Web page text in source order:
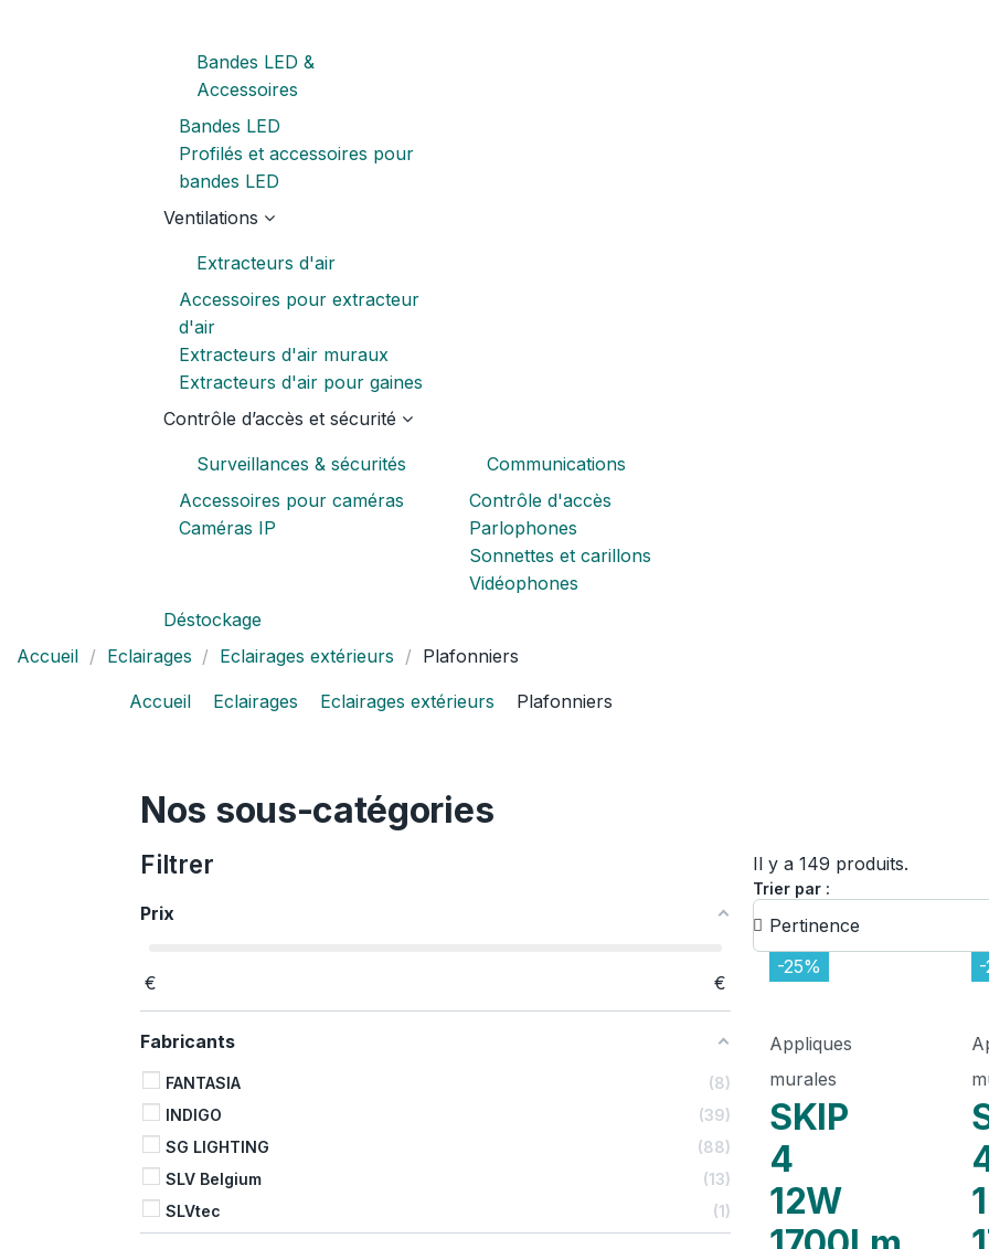
Bandes LED &
Accessoires
Bandes LED
Profilés et accessoires pour
bandes LED
Ventilations
Extracteurs d'air
Accessoires pour extracteur
d'air
Extracteurs d'air muraux
Extracteurs d'air pour gaines
Contrôle d’accès et sécurité
Surveillances & sécurités
Accessoires pour caméras
Caméras IP
Communications
Contrôle d'accès
Parlophones
Sonnettes et carillons
Vidéophones
Déstockage
Accueil
Eclairages Eclairages extérieurs Plafonniers
Accueil Eclairages Eclairages extérieurs Plafonniers
Nos sous-catégories
Filtrer
Prix
€ €
Fabricants
FANTASIA
8
INDIGO
39
SG LIGHTING
88
SLV Belgium
13
SLVtec
1
Il y a 149 produits.
Trier par :
-25%
Appliques
murales
SKIP
4
12W